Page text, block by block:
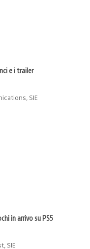
e i trailer
SIE
in arrivo su PS5
SIE